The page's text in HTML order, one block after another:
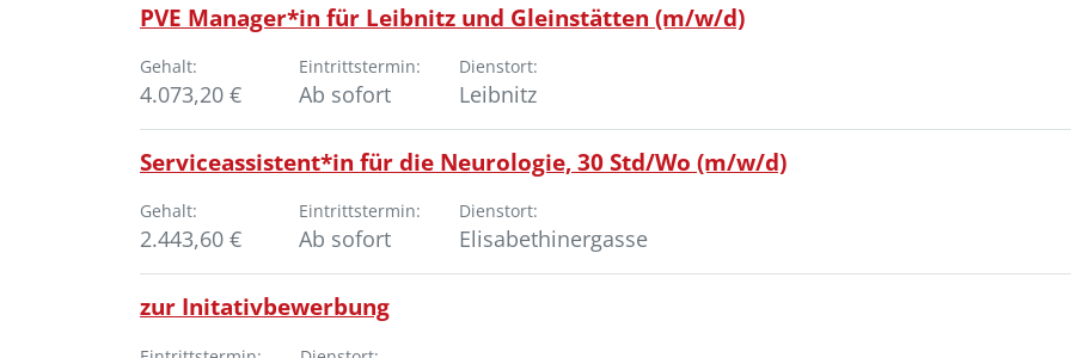
PVE Manager*in für Leibnitz und Gleinstätten (m/w/d)
Gehalt:
4.073,20 €
Eintrittstermin:
Ab sofort
Dienstort:
Leibnitz
Serviceassistent*in für die Neurologie, 30 Std/Wo (m/w/d)
Gehalt:
2.443,60 €
Eintrittstermin:
Ab sofort
Dienstort:
Elisabethinergasse
zur Initativbewerbung